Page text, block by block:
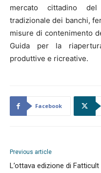
mercato cittadino del
tradizionale dei banchi,
misure di contenimento
Guida per la
produttive e ricreative.
Facebook
Previous article
L’ottava edizione di Fatticult